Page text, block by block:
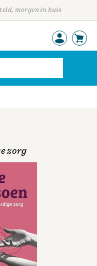
morgen in huis
zorg